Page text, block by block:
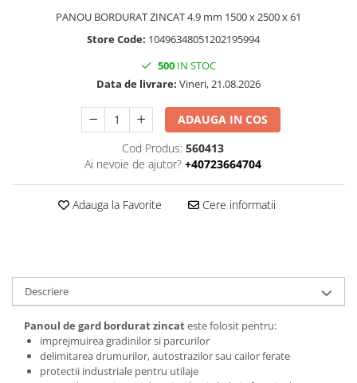
PANOU BORDURAT ZINCAT 4.9 mm 1500 x 2500 x 61
Store Code: 10496348051202195994
500 IN STOC
Data de livrare: Vineri, 21.08.2026
ADAUGA IN COS
Cod Produs: 560413
Ai nevoie de ajutor? +40723664704
Adauga la Favorite Cere informatii
Descriere
Panoul de gard borduratzincateste folosit pentru:
imprejmuirea gradinilor si parcurilor
delimitarea drumurilor, autostrazilor sau cailor ferate
protectii industriale pentru utilaje